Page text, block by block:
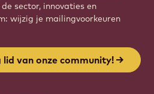
sector, innovaties en
wijzig je mailingvoorkeuren
van onze community!